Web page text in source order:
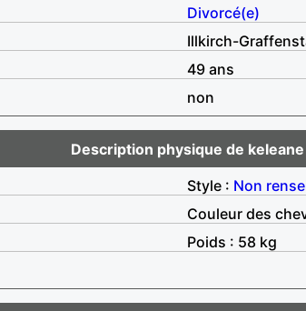
Divorcé(e)
Illkirch-
49 ans
non
Description physique de keleane
Style : Non
Couleur des
Poids : 58 kg